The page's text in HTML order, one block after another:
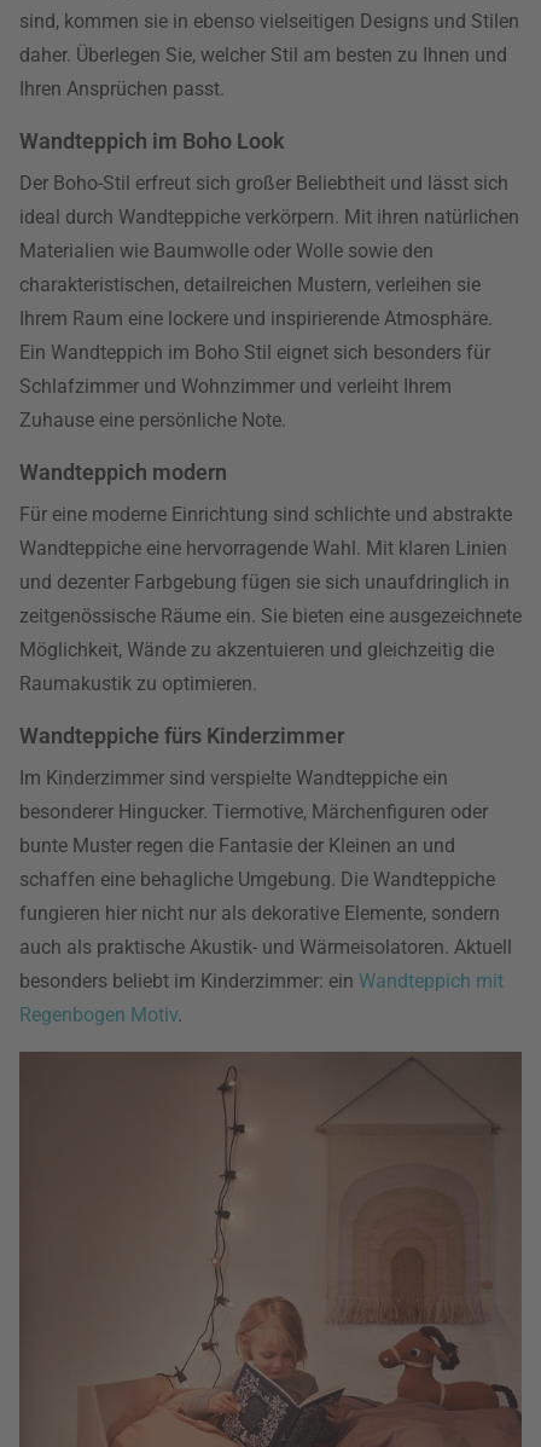
sind, kommen sie in ebenso vielseitigen Designs und Stilen
daher. Überlegen Sie, welcher Stil am besten zu Ihnen und
Ihren Ansprüchen passt.
Wandteppich im Boho Look
Der Boho-Stil erfreut sich großer Beliebtheit und lässt sich
ideal durch Wandteppiche verkörpern. Mit ihren natürlichen
Materialien wie Baumwolle oder Wolle sowie den
charakteristischen, detailreichen Mustern, verleihen sie
Ihrem Raum eine lockere und inspirierende Atmosphäre.
Ein Wandteppich im Boho Stil eignet sich besonders für
Schlafzimmer und Wohnzimmer und verleiht Ihrem
Zuhause eine persönliche Note.
Wandteppich modern
Für eine moderne Einrichtung sind schlichte und abstrakte
Wandteppiche eine hervorragende Wahl. Mit klaren Linien
und dezenter Farbgebung fügen sie sich unaufdringlich in
zeitgenössische Räume ein. Sie bieten eine ausgezeichnete
Möglichkeit, Wände zu akzentuieren und gleichzeitig die
Raumakustik zu optimieren.
Wandteppiche fürs Kinderzimmer
Im Kinderzimmer sind verspielte Wandteppiche ein
besonderer Hingucker. Tiermotive, Märchenfiguren oder
bunte Muster regen die Fantasie der Kleinen an und
schaffen eine behagliche Umgebung. Die Wandteppiche
fungieren hier nicht nur als dekorative Elemente, sondern
auch als praktische Akustik- und Wärmeisolatoren. Aktuell
besonders beliebt im Kinderzimmer: ein Wandteppich mit
Regenbogen Motiv.